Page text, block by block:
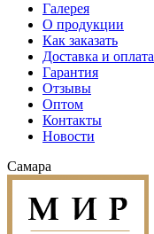
Галерея
О продукции
Как заказать
Доставка и оплата
Гарантия
Отзывы
Оптом
Контакты
Новости
Самара